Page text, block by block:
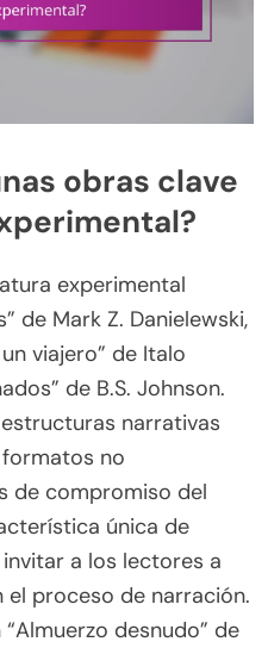
obras clave
experimental
de Mark Z. Danielewski,
viajero” de Italo
de B.S. Johnson.
narrativas
no
de compromiso del
única de
a los lectores a
proceso de narración.
desnudo” de